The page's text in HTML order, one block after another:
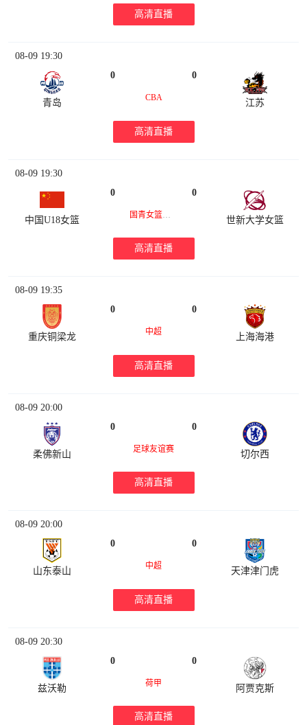
高清直播
08-09 19:30
青岛
0
CBA
0
江苏
高清直播
08-09 19:30
中国U18女篮
0 0
世新大学女篮
高清直播
08-09 19:35
重庆铜梁龙
0
中超
0
上海海港
高清直播
08-09 20:00
柔佛新山
0
足球友谊赛
0
切尔西
高清直播
08-09 20:00
山东泰山
0
中超
0
天津津门虎
高清直播
08-09 20:30
兹沃勒
0
荷甲
0
阿贾克斯
高清直播